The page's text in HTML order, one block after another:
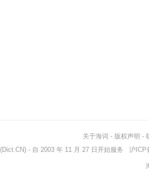
关于海词 - 版权声明 -
(Dict.CN) - 自 2003 年 11 月 27 日开始服务 沪ICP